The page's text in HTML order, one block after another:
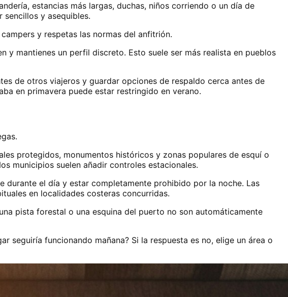
estancias más largas, duchas, niños corriendo o un día de
sencillos y asequibles.
y respetas las normas del anfitrión.
y mantienes un perfil discreto. Esto suele ser más realista en pueblos
de otros viajeros y guardar opciones de respaldo cerca antes de
en primavera puede estar restringido en verano.
protegidos, monumentos históricos y zonas populares de esquí o
municipios suelen añadir controles estacionales.
durante el día y estar completamente prohibido por la noche. Las
en localidades costeras concurridas.
pista forestal o una esquina del puerto no son automáticamente
seguiría funcionando mañana? Si la respuesta es no, elige un área o